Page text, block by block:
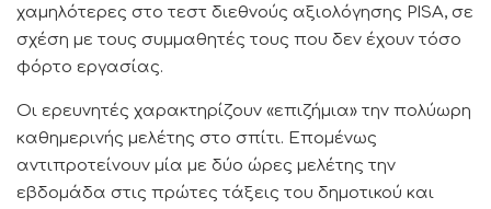
χαμηλότερες στο τεστ διεθνούς αξιολόγησης PISA, σε
σχέση με τους συμμαθητές τους που δεν έχουν τόσο
φόρτο εργασίας.
Οι ερευνητές χαρακτηρίζουν «επιζήμια» την πολύωρη
καθημερινής μελέτης στο σπίτι. Επομένως
αντιπροτείνουν μία με δύο ώρες μελέτης την
εβδομάδα στις πρώτες τάξεις του δημοτικού και